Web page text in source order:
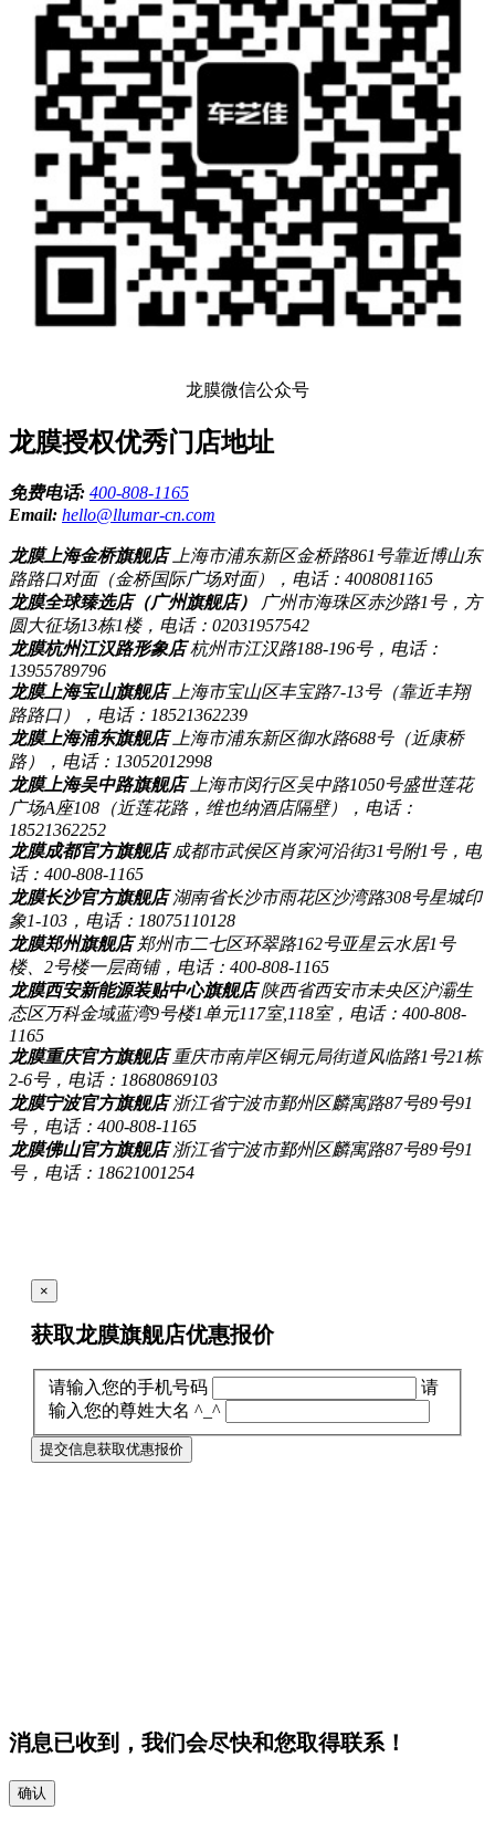
龙膜微信公众号
龙膜授权优秀门店地址
免费电话: 400-808-1165
Email: hello@llumar-cn.com
龙膜上海金桥旗舰店 上海市浦东新区金桥路861号靠近博山东
路路口对面（金桥国际广场对面），电话：4008081165
龙膜全球臻选店（广州旗舰店）
广州市海珠区赤沙路1号，方
圆大征场13栋1楼，电话：02031957542
龙膜杭州江汉路形象店杭州市江汉路188-196号，电话：
13955789796
龙膜上海宝山旗舰店 上海市宝山区丰宝路7-13号（靠近丰翔
路路口），电话：18521362239
龙膜上海浦东旗舰店 上海市浦东新区御水路688号（近康桥
路），电话：13052012998
龙膜上海吴中路旗舰店 上海市闵行区吴中路1050号盛世莲花
广场A座108（近莲花路，维也纳酒店隔壁），电话：
18521362252
龙膜成都官方旗舰店成都市武侯区肖家河沿街31号附1号，电
话：400-808-1165
龙膜长沙官方旗舰店湖南省长沙市雨花区沙湾路308号星城印
象1-103，电话：18075110128
龙膜郑州旗舰店郑州市二七区环翠路162号亚星云水居1号
楼、2号楼一层商铺，电话：400-808-1165
龙膜西安新能源装贴中心旗舰店陕西省西安市未央区沪灞生
态区万科金域蓝湾9号楼1单元117室,118室，电话：400-808-
1165
龙膜重庆官方旗舰店重庆市南岸区铜元局街道风临路1号21栋
2-6号，电话：18680869103
龙膜宁波官方旗舰店浙江省宁波市鄞州区麟寓路87号89号91
号，电话：400-808-1165
龙膜佛山官方旗舰店浙江省宁波市鄞州区麟寓路87号89号91
号，电话：18621001254
×
获取龙膜旗舰店优惠报价
请输入您的手机号码
请
输入您的尊姓大名 ^_^
提交信息获取优惠报价
消息已收到，我们会尽快和您取得联系！
确认